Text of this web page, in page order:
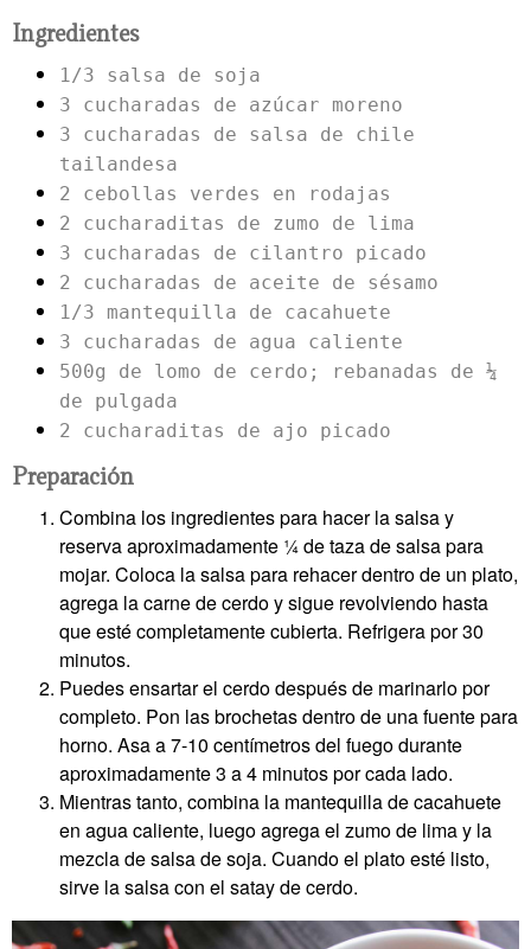
Ingredientes
1/3 salsa de soja
3 cucharadas de azúcar moreno
3 cucharadas de salsa de chile
tailandesa
2 cebollas verdes en rodajas
2 cucharaditas de zumo de lima
3 cucharadas de cilantro picado
2 cucharadas de aceite de sésamo
1/3 mantequilla de cacahuete
3 cucharadas de agua caliente
500g de lomo de cerdo; rebanadas de ¼
de pulgada
2 cucharaditas de ajo picado
Preparación
Combina los ingredientes para hacer la salsa y
reserva aproximadamente ¼ de taza de salsa para
mojar. Coloca la salsa para rehacer dentro de un plato,
agrega la carne de cerdo y sigue revolviendo hasta
que esté completamente cubierta. Refrigera por 30
minutos.
Puedes ensartar el cerdo después de marinarlo por
completo. Pon las brochetas dentro de una fuente para
horno. Asa a 7-10 centímetros del fuego durante
aproximadamente 3 a 4 minutos por cada lado.
Mientras tanto, combina la mantequilla de cacahuete
en agua caliente, luego agrega el zumo de lima y la
mezcla de salsa de soja. Cuando el plato esté listo,
sirve la salsa con el satay de cerdo.